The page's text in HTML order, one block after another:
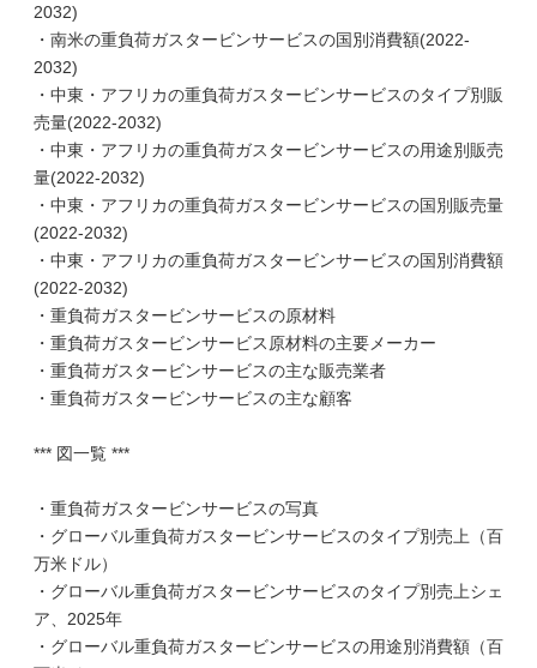
2032)
・南米の重負荷ガスタービンサービスの国別消費額(2022-
2032)
・中東・アフリカの重負荷ガスタービンサービスのタイプ別販
売量(2022-2032)
・中東・アフリカの重負荷ガスタービンサービスの用途別販売
量(2022-2032)
・中東・アフリカの重負荷ガスタービンサービスの国別販売量
(2022-2032)
・中東・アフリカの重負荷ガスタービンサービスの国別消費額
(2022-2032)
・重負荷ガスタービンサービスの原材料
・重負荷ガスタービンサービス原材料の主要メーカー
・重負荷ガスタービンサービスの主な販売業者
・重負荷ガスタービンサービスの主な顧客
*** 図一覧 ***
・重負荷ガスタービンサービスの写真
・グローバル重負荷ガスタービンサービスのタイプ別売上（百
万米ドル）
・グローバル重負荷ガスタービンサービスのタイプ別売上シェ
ア、2025年
・グローバル重負荷ガスタービンサービスの用途別消費額（百